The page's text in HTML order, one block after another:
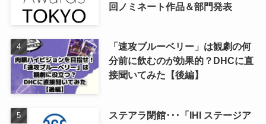
回ノミネート作品＆部門発表
「速攻ブルーベリー」は観劇の何
分前に飲むのが効果的？DHCに直
接聞いてみた【後編】
ステアラ閉館･･･「IHI ステージア